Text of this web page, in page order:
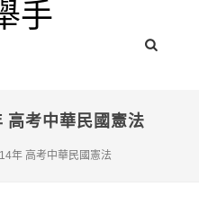
高考中華民國憲法
年 高考中華民國憲法